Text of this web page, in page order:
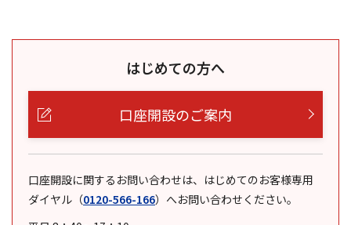
はじめての方へ
口座開設のご案内
口座開設に関するお問い合わせは、はじめてのお客様専用
ダイヤル （0120-566-166） へお問い合わせください。